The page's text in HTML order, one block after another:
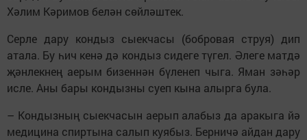
Хәлим Кәримов белән сөйләштек.
Серле дару кондыз сыекчасы (бобровая струя) дип
атала. Бу һич кенә дә кондыз сидеге түгел. Әлеге матдә
җәнлекнең аерым бизеннән бүленеп чыга. Яман зәһәр
исле. Аны бары кондызны суеп кына алырга була.
– Кондызның сыекчасын аерып алабыз да аракыга йә
медицина спиртына салып куябыз. Берничә айдан дару